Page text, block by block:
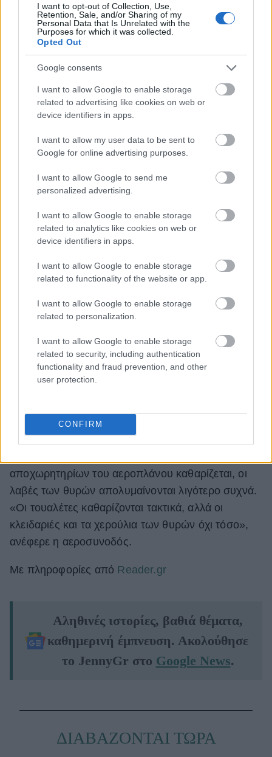
I want to opt-out of Collection, Use,
Retention, Sale, and/or Sharing of my
Personal Data that Is Unrelated with the
Purposes for which it was collected.
Opted Out
Google consents
I want to allow Google to enable storage
related to advertising like cookies on web or
device identifiers in apps.
I want to allow my user data to be sent to
Google for online advertising purposes.
I want to allow Google to send me
personalized advertising.
I want to allow Google to enable storage
related to analytics like cookies on web or
device identifiers in apps.
I want to allow Google to enable storage
related to functionality of the website or app.
I want to allow Google to enable storage
related to personalization.
I want to allow Google to enable storage
related to security, including authentication
functionality and fraud prevention, and other
user protection.
CONFIRM
αποχωρητηρίων του αεροπλάνου καθαρίζεται, οι
λαβές των θυρών απολυμαίνονται λιγότερο συχνά.
«Οι τουαλέτες καθαρίζονται τακτικά, αλλά οι
κλειδαριές και τα χερούλια των θυρών όχι τόσο»,
ανέφερε η αεροσυνοδός.
Με πληροφορίες από Reader.gr
Αληθινές ιστορίες, βαθιά θέματα,
καθημερινή έμπνευση. Ακολούθησε
το JennyGr στο Google News.
ΔΙΑΒΑΖΟΝΤΑΙ ΤΩΡΑ